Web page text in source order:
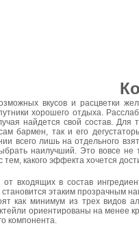
вкусов и расцветки
хорошего отдыха.
найдется свой состав. Для
бармен, так и его
всего лишь на отдельного
наилучший. Это вовсе не
тем, какого эффекта хочется
от входящих в состав
этаким прозрачным
как минимум из трех видов
ориентированы на менее
компонента.